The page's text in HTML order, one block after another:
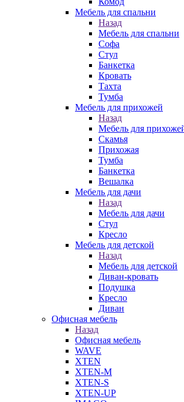
Мебель для спальни
Назад
Мебель для спальни
Софа
Стул
Банкетка
Кровать
Тахта
Тумба
Мебель для прихожей
Назад
Мебель для
Скамья
Прихожая
Тумба
Банкетка
Вешалка
Мебель для дачи
Назад
Мебель для дачи
Стул
Кресло
Мебель для детской
Назад
Мебель для детской
Диван-кровать
Подушка
Кресло
Диван
Офисная мебель
Назад
Офисная мебель
WAVE
XTEN
XTEN-M
XTEN-S
XTEN-UP